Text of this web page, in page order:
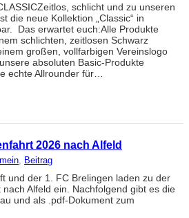
schlicht und zu unseren
die neue Kollektion „Classic“ in
Das erwartet euch:Alle Produkte
schlichten, zeitlosen Schwarz
großen, vollfarbigen Vereinslogo
absoluten Basic-Produkte
echte Allrounder für…
2026 nach Alfeld
Beitrag
und der 1. FC Brelingen laden zu der
Alfeld ein. Nachfolgend gibt es die
und als .pdf-Dokument zum